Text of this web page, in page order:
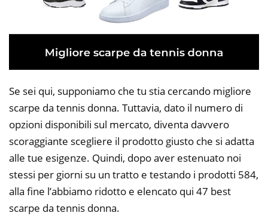
Se sei qui, supponiamo che tu stia cercando migliore
scarpe da tennis donna. Tuttavia, dato il numero di
opzioni disponibili sul mercato, diventa davvero
scoraggiante scegliere il prodotto giusto che si adatta
alle tue esigenze. Quindi, dopo aver estenuato noi
stessi per giorni su un tratto e testando i prodotti 584,
alla fine l’abbiamo ridotto e elencato qui 47 best
scarpe da tennis donna.